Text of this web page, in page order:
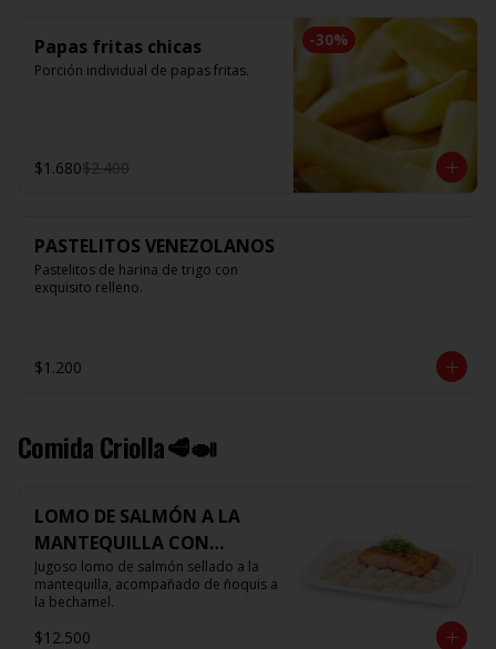
-30%
Papas fritas chicas
Porción individual de papas fritas.
$1.680$2.400
PASTELITOS VENEZOLANOS
Pastelitos de harina de trigo con
exquisito relleno.
$1.200
Comida Criolla🥩🍛
LOMO DE SALMÓN A LA
MANTEQUILLA CON
ÑOQUIS 🧈
Jugoso lomo de salmón sellado a la
mantequilla, acompañado de ñoquis a
la bechamel.
$12.500